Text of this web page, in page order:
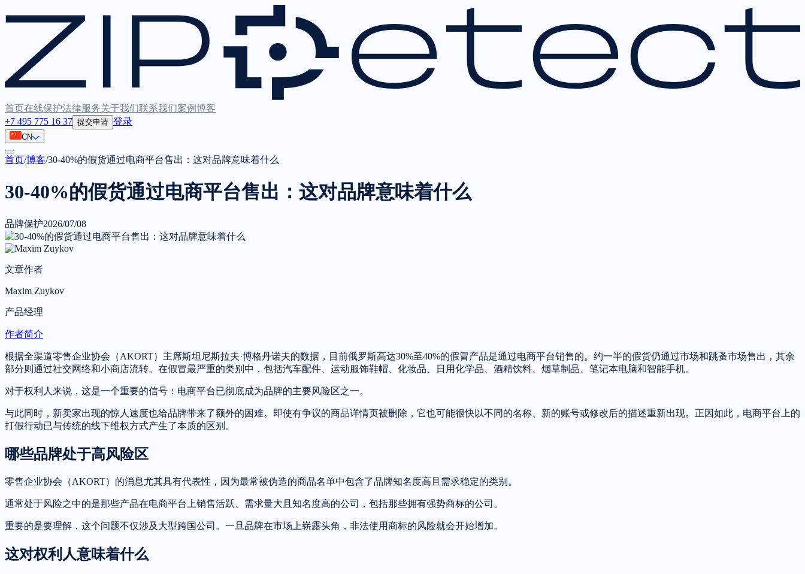
首页在线保护法律服务关于我们联系我们案例博客
+7 495 775 16 37 提交申请 登录
CN
首页/博客/30-40%的假货通过电商平台售出：这对品牌意味着什么
30-40%的假货通过电商平台售出：这对品牌意味着什么
品牌保护2026/07/08
文章作者
Maxim Zuykov
产品经理
作者简介
根据全渠道零售企业协会（AKORT）主席斯坦尼斯拉夫·博格丹诺夫的数据，目前俄罗斯高达30%至40%的假冒产品是通过电商平台销售的。约一半的假货仍通过市场和跳蚤市场售出，其余
部分则通过社交网络和小商店流转。在假冒最严重的类别中，包括汽车配件、运动服饰鞋帽、化妆品、日用化学品、酒精饮料、烟草制品、笔记本电脑和智能手机。
对于权利人来说，这是一个重要的信号：电商平台已彻底成为品牌的主要风险区之一。
与此同时，新卖家出现的惊人速度也给品牌带来了额外的困难。即使有争议的商品详情页被删除，它也可能很快以不同的名称、新的账号或修改后的描述重新出现。正因如此，电商平台上的
打假行动已与传统的线下维权方式产生了本质的区别。
哪些品牌处于高风险区
零售企业协会（AKORT）的消息尤其具有代表性，因为最常被伪造的商品名单中包含了品牌知名度高且需求稳定的类别。
通常处于风险之中的是那些产品在电商平台上销售活跃、需求量大且知名度高的公司，包括那些拥有强势商标的公司。
重要的是要理解，这个问题不仅涉及大型跨国公司。一旦品牌在市场上崭露头角，非法使用商标的风险就会开始增加。
这对权利人意味着什么